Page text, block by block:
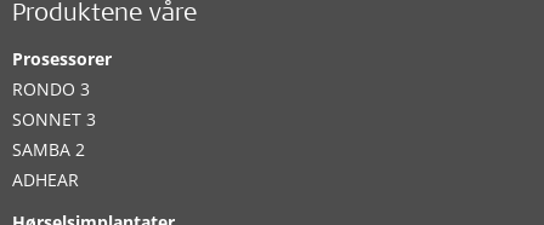
Produktene våre
Prosessorer
RONDO 3
SONNET 3
SAMBA 2
ADHEAR